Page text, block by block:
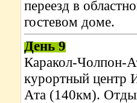
переезд в
гостевом доме.
День 9
Каракол-Чолпон-
курортный центр
Ата (140км).